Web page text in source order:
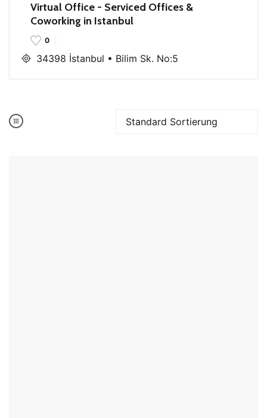
Virtual Office - Serviced Offices &
Coworking in Istanbul
0
34398 İstanbul • Bilim Sk. No:5